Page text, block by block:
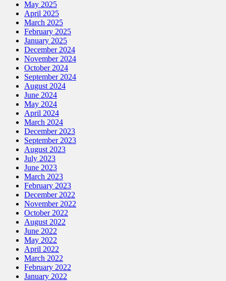
May 2025
April 2025
March 2025
February 2025
January 2025
December 2024
November 2024
October 2024
September 2024
August 2024
June 2024
May 2024
April 2024
March 2024
December 2023
September 2023
August 2023
July 2023
June 2023
March 2023
February 2023
December 2022
November 2022
October 2022
August 2022
June 2022
May 2022
April 2022
March 2022
February 2022
January 2022